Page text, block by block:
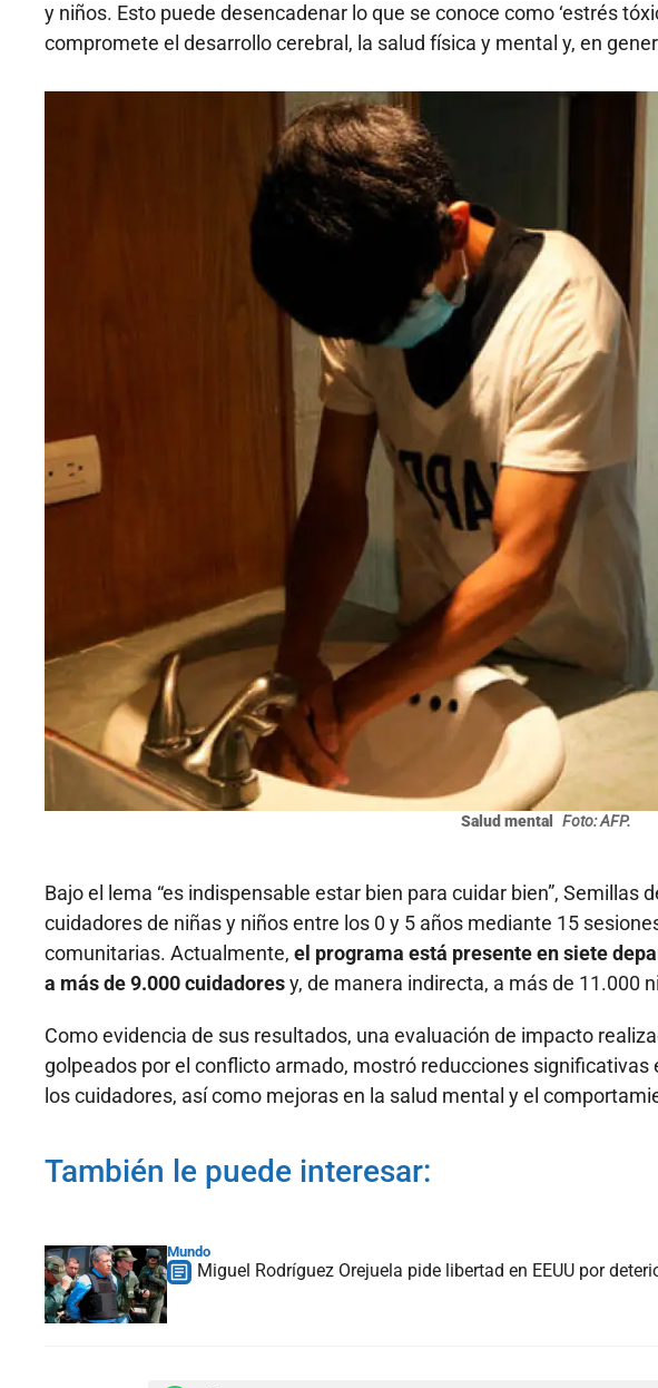
y niños. Esto puede desencadenar lo que se conoce como ‘estrés
compromete el desarrollo cerebral, la salud física y mental y, en
Salud mental Foto: AFP.
Bajo el lema “es indispensable estar bien para cuidar bien”, Semillas
cuidadores de niñas y niños entre los 0 y 5 años mediante 15
comunitarias. Actualmente, el programa está presente en siete
a más de 9.000 cuidadoresy, de manera indirecta, a más de 11.000
Como evidencia de sus resultados, una evaluación de impacto
golpeados por el conflicto armado, mostró reducciones
los cuidadores, así como mejoras en la salud mental y el
También le puede interesar:
Mundo
Miguel Rodríguez Orejuela pide libertad en EEUU por